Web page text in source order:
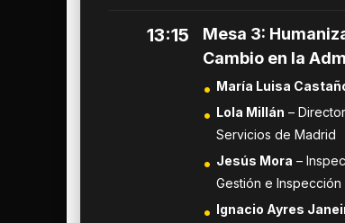
13:15
Mesa 3:
Cambio en la
María Luisa
Lola Millán –
Servicios de Madrid
Jesús Mora –
Gestión e
Ignacio Ayres